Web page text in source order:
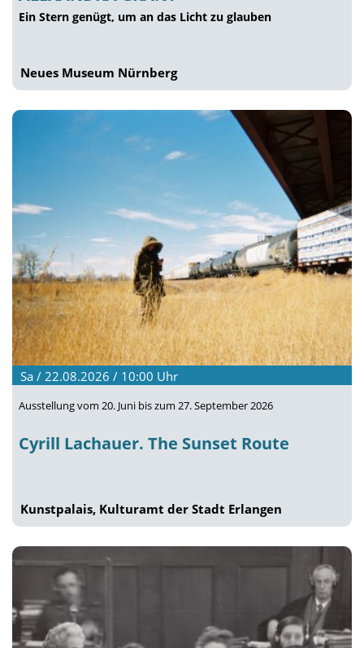
Ein Stern genügt, um an das Licht zu glauben
Neues Museum Nürnberg
Sa / 22.08.2026 / 10:00 Uhr
Ausstellung vom 20. Juni bis zum 27. September 2026
Cyrill Lachauer. The Sunset Route
Kunstpalais, Kulturamt der Stadt Erlangen